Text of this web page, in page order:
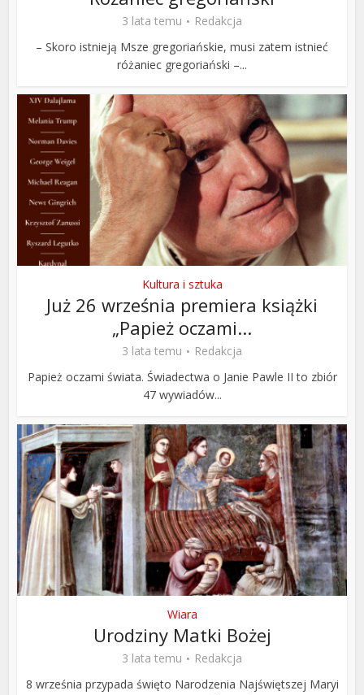
3 lata temu
Redakcja
– Skoro istnieją Msze gregoriańskie, musi zatem istnieć
różaniec gregoriański –...
Kultura i sztuka
Już 26 września premiera książki
„Papież oczami...
3 lata temu
Redakcja
Papież oczami świata. Świadectwa o Janie Pawle II to zbiór
47 wywiadów...
Wiara
Urodziny Matki Bożej
3 lata temu
Redakcja
8 września przypada święto Narodzenia Najświętszej Maryi